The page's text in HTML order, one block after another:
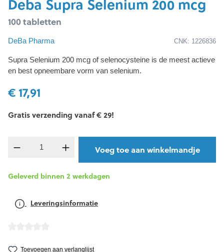
Deba Supra Selenium 200 mcg
100 tabletten
DeBa Pharma CNK: 1226836
Supra Selenium 200 mcg of selenocysteine is de meest actieve
en best opneembare vorm van selenium.
€ 17,91
Gratis verzending vanaf € 29!
component.product.quantitySelect.legend
Voeg toe aan winkelmandje
Geleverd binnen 2 werkdagen
Leveringsinformatie
Toevoegen aan verlanglijst